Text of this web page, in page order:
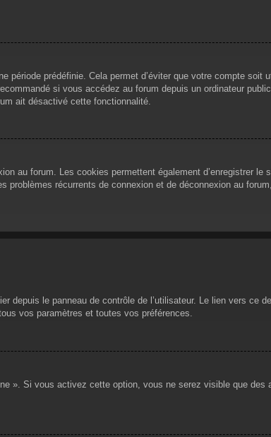
prédéfinie. Cela permet d’éviter que votre compte soit
si vous accédez au forum depuis un ordinateur
ait désactivé cette fonctionnalité.
au forum. Les cookies permettent également d’enregistrer le
récurrents de connexion et de déconnexion au
le panneau de contrôle de l’utilisateur. Le lien vers ce
vos paramètres et toutes vos préférences.
». Si vous activez cette option, vous ne serez visible que des